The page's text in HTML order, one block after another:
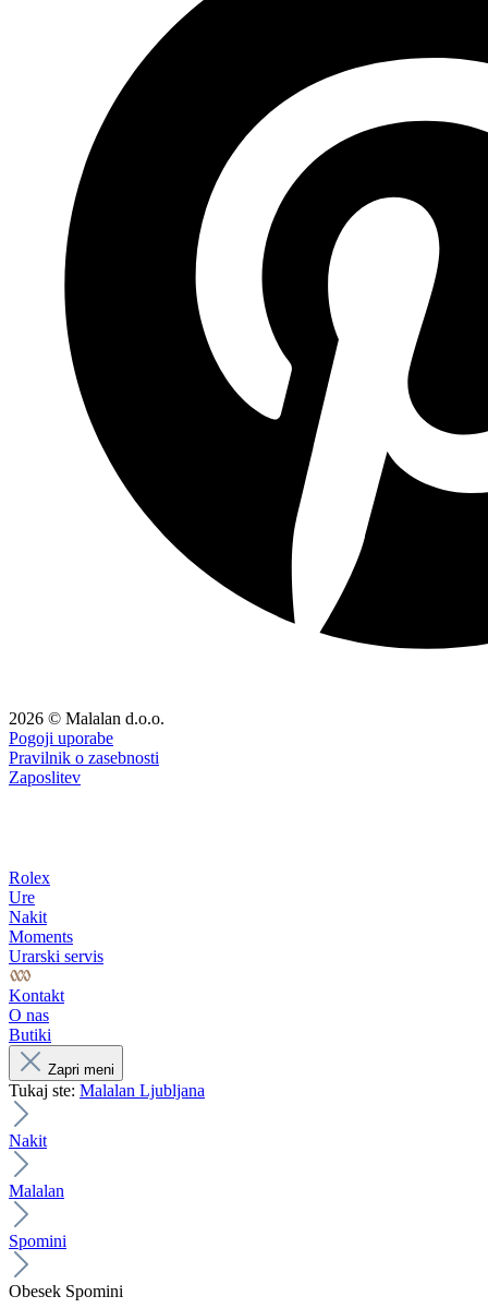
2026 © Malalan d.o.o.
Pogoji uporabe
Pravilnik o zasebnosti
Zaposlitev
Rolex
Ure
Nakit
Moments
Urarski servis
Kontakt
O nas
Butiki
Zapri meni
Tukaj ste: Malalan Ljubljana
Nakit
Malalan
Spomini
Obesek Spomini